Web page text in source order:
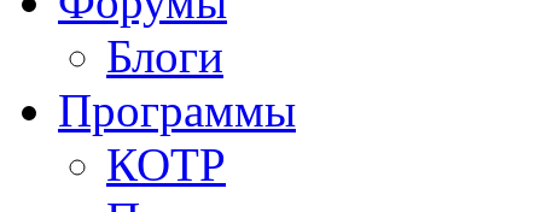
Блоги
Программы
КОТР